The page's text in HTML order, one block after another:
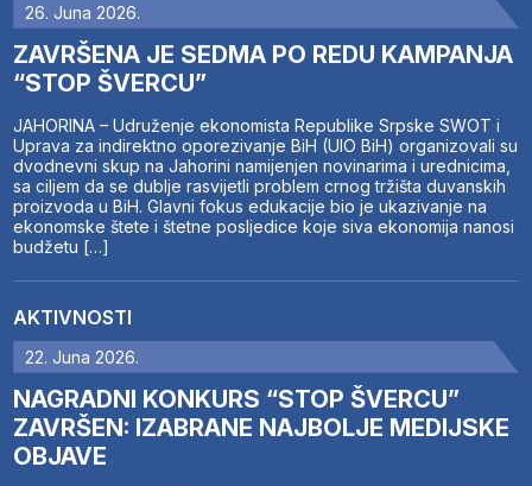
26. Juna 2026.
ZAVRŠENA JE SEDMA PO REDU KAMPANJA
“STOP ŠVERCU”
JAHORINA – Udruženje ekonomista Republike Srpske SWOT i
Uprava za indirektno oporezivanje BiH (UIO BiH) organizovali su
dvodnevni skup na Jahorini namijenjen novinarima i urednicima,
sa ciljem da se dublje rasvijetli problem crnog tržišta duvanskih
proizvoda u BiH. Glavni fokus edukacije bio je ukazivanje na
ekonomske štete i štetne posljedice koje siva ekonomija nanosi
budžetu […]
AKTIVNOSTI
22. Juna 2026.
NAGRADNI KONKURS “STOP ŠVERCU”
ZAVRŠEN: IZABRANE NAJBOLJE MEDIJSKE
OBJAVE